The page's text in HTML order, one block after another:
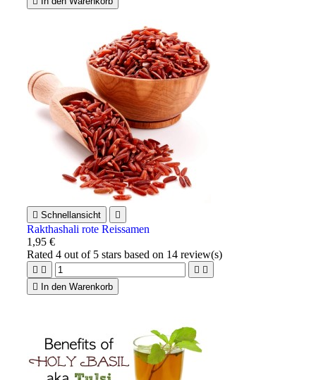
 Schnellansicht 
Rakthashali rote Reissamen
1,95 €
Rated4 out of 5 stars based on 14 review(s)
   

In den Warenkorb